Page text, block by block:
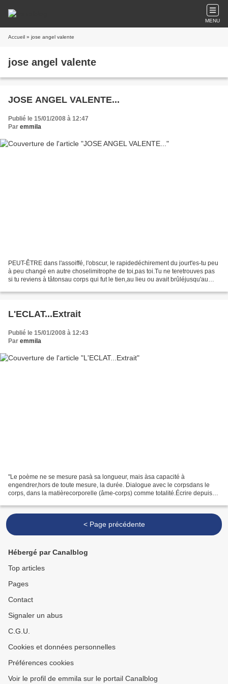
MENU
Accueil » jose angel valente
jose angel valente
JOSE ANGEL VALENTE...
Publié le 15/01/2008 à 12:47
Par emmila
PEUT-ÊTRE dans l'assoiffé, l'obscur, le rapidedéchirement du jourt'es-tu peu
à peu changé en autre choselimitrophe de toi,pas toi.Tu ne teretrouves pas
si tu reviens à tâtonsau corps qui fut le tien,au lieu ou avait brûléjusqu'au
L'ECLAT...Extrait
Publié le 15/01/2008 à 12:43
Par emmila
"Le poème ne se mesure pasà sa longueur, mais àsa capacité à
engendrer,hors de toute mesure, la durée. Dialogue avec le corpsdans le
corps, dans la matièrecorporelle (âme-corps) comme totalité.Écrire depuis
< Page précédente
Hébergé par Canalblog
Top articles
Pages
Contact
Signaler un abus
C.G.U.
Cookies et données personnelles
Préférences cookies
Voir le profil de emmila sur le portail Canalblog